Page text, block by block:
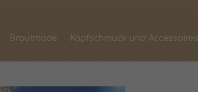
Brautmode Kopfschmuck und Accessoires